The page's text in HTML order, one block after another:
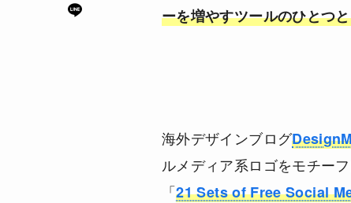
ーを増やすツールのひとつ
海外デザインブログ
ルメディア系ロゴをモチー
「21 Sets of Free Social